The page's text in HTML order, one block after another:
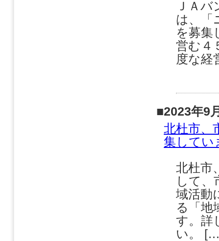
ＪＡ
は、「
を募集
営む４
度な経
■2023年9
北杜市、
集してい
北杜市
して、
域活動
る「地
す。詳
い。